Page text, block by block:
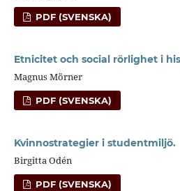
PDF (SVENSKA)
Etnicitet och social rörlighet i
Magnus Mörner
PDF (SVENSKA)
Kvinnostrategier i studentmiljö.
Birgitta Odén
PDF (SVENSKA)